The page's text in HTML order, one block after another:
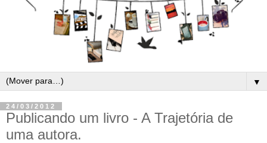
▼
24/03/2012
Publicando um livro - A Trajetória de
uma autora.